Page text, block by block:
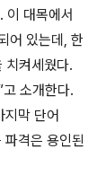
이 대목에서
어 있는데, 한
치켜세웠다.
소개한다.
지막 단어
파격은 용인된